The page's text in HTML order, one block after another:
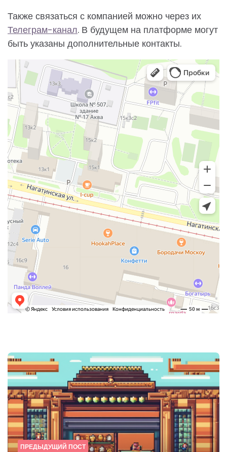
Также связаться с компанией можно через их
Телеграм-канал. В будущем на платформе могут
быть указаны дополнительные контакты.
Post
navigation
ПРЕДЫДУЩИЙ ПОСТ